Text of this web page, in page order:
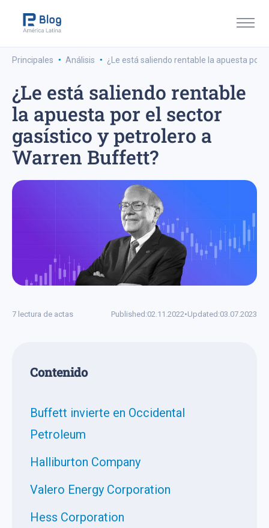
Principales · Análisis · ¿Le está saliendo rentable la apuesta por
¿Le está saliendo rentable
la apuesta por el sector
gasístico y petrolero a
Warren Buffett?
7 lectura de actas Published:02.11.2022•Updated:03.07.2023
Сontenido
Buffett invierte en Occidental
Petroleum
Halliburton Company
Valero Energy Corporation
Hess Corporation